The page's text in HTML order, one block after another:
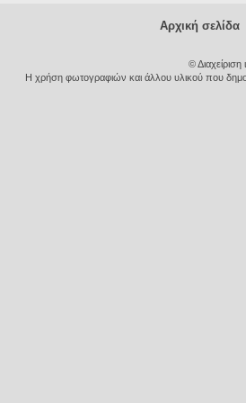
Αρχική σελίδα
©
Η χρήση φωτογραφιών και άλλου υλικού που